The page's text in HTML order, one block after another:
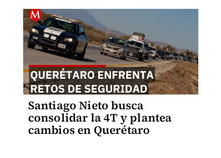
Santiago Nieto busca
consolidar la 4T y plantea
cambios en Querétaro